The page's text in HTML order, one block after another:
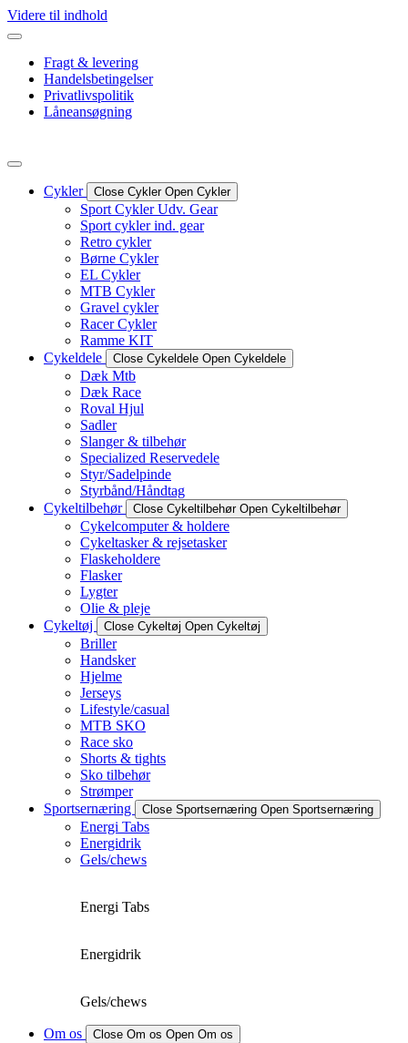
Videre til indhold
Fragt & levering
Handelsbetingelser
Privatlivspolitik
Låneansøgning
Cykler Close Cykler Open Cykler
Sport Cykler Udv. Gear
Sport cykler ind. gear
Retro cykler
Børne Cykler
EL Cykler
MTB Cykler
Gravel cykler
Racer Cykler
Ramme KIT
Cykeldele
Close Cykeldele Open Cykeldele
Dæk Mtb
Dæk Race
Roval Hjul
Sadler
Slanger & tilbehør
Specialized Reservedele
Styr/Sadelpinde
Styrbånd/Håndtag
Cykeltilbehør
Close Cykeltilbehør Open Cykeltilbehør
Cykelcomputer & holdere
Cykeltasker & rejsetasker
Flaskeholdere
Flasker
Lygter
Olie & pleje
Cykeltøj
Close Cykeltøj Open Cykeltøj
Briller
Handsker
Hjelme
Jerseys
Lifestyle/casual
MTB SKO
Race sko
Shorts & tights
Sko tilbehør
Strømper
Sportsernæring
Close Sportsernæring Open Sportsernæring
Energi Tabs
Energidrik
Gels/chews
Energi Tabs
Energidrik
Gels/chews
Om os Close Om os Open Om os